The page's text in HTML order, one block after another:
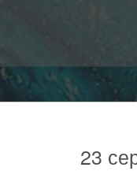
23